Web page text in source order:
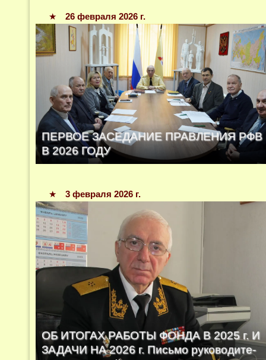
★ 26 февраля 2026 г.
ПЕРВОЕ ЗАСЕДАНИЕ ПРАВЛЕНИЯ РФВ
В 2026 ГОДУ
★ 3 февраля 2026 г.
ОБ ИТОГАХ РАБОТЫ ФОНДА В 2025 г. И
ЗАДАЧИ НА 2026 г. Письмо руководите­